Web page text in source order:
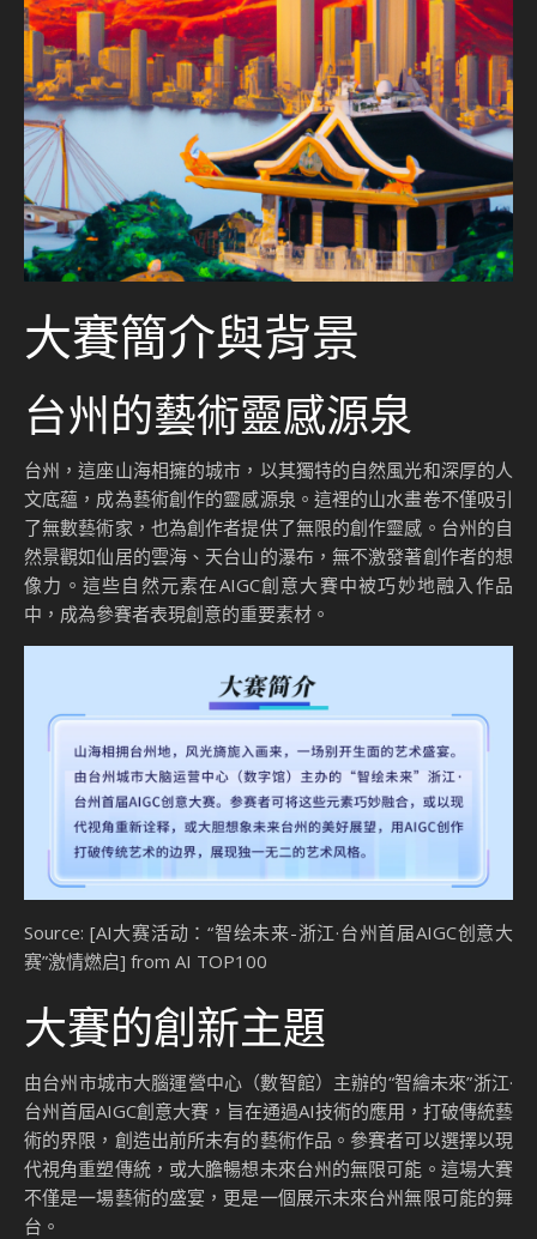
大賽簡介與背景
台州的藝術靈感源泉
台州，這座山海相擁的城市，以其獨特的自然風光和深厚的人
文底蘊，成為藝術創作的靈感源泉。這裡的山水畫卷不僅吸引
了無數藝術家，也為創作者提供了無限的創作靈感。台州的自
然景觀如仙居的雲海、天台山的瀑布，無不激發著創作者的想
像力。這些自然元素在AIGC創意大賽中被巧妙地融入作品
中，成為參賽者表現創意的重要素材。
Source: [AI大赛活动：“智绘未来-浙江·台州首届AIGC创意大
赛”激情燃启] from AI TOP100
大賽的創新主題
由台州市城市大腦運營中心（數智館）主辦的“智繪未來”浙江·
台州首屆AIGC創意大賽，旨在通過AI技術的應用，打破傳統藝
術的界限，創造出前所未有的藝術作品。參賽者可以選擇以現
代視角重塑傳統，或大膽暢想未來台州的無限可能。這場大賽
不僅是一場藝術的盛宴，更是一個展示未來台州無限可能的舞
台。